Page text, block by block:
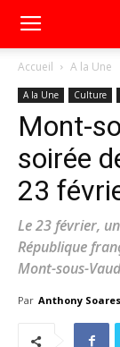
Accueil A la Une
A la Une Culture
Mont-
soirée
23
Le 23 février,
République
Mont-sous-
Par Anthony Soares